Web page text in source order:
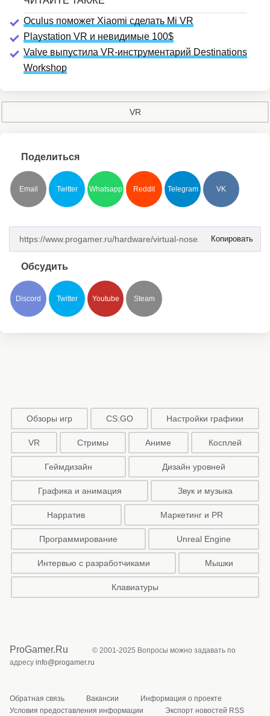
Oculus поможет Xiaomi сделать Mi VR
Playstation VR и невидимые 100$
Valve выпустила VR-инструментарий Destinations
Workshop
VR
Поделиться
Email Twitter Whatsapp Reddit Telegram VK
Копировать
Обсудить
Discord Twitter Youtube Steam
Обзоры игр CS:GO Настройки графики
VR Стримы Аниме Косплей
Геймдизайн Дизайн уровней
Графика и анимация Звук и музыка
Нарратив Маркетинг и PR
Программирование Unreal Engine
Интервью с разработчиками Мышки
Клавиатуры
ProGamer.Ru
© 2001-2025 Вопросы можно задавать по
адресу info@progamer.ru
Обратная связь Вакансии
Информация о проекте
Условия предоставления информации
Экспорт новостей RSS